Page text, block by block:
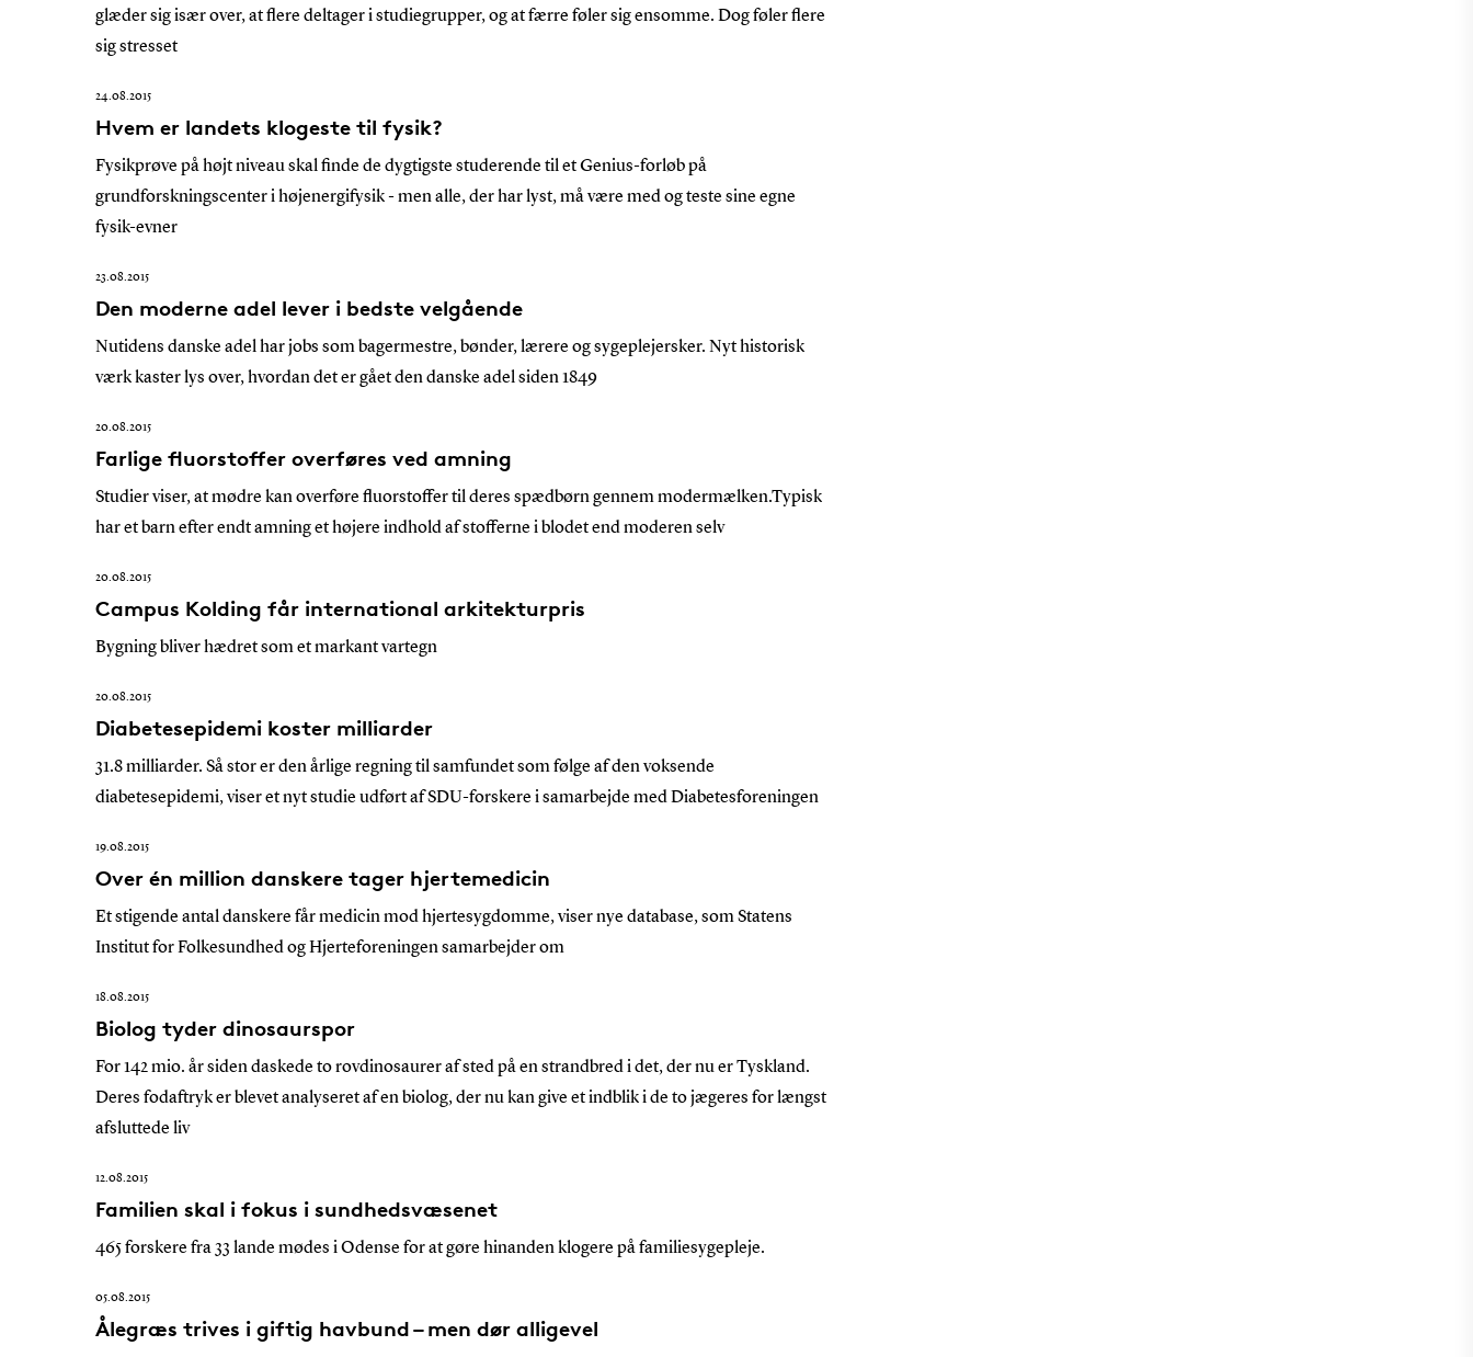
glæder sig især over, at flere deltager i studiegrupper, og at færre føler sig ensomme. Dog føler flere
sig stresset
24.08.2015
Hvem er landets klogeste til fysik?
Fysikprøve på højt niveau skal finde de dygtigste studerende til et Genius-forløb på
grundforskningscenter i højenergifysik - men alle, der har lyst, må være med og teste sine egne
fysik-evner
23.08.2015
Den moderne adel lever i bedste velgående
Nutidens danske adel har jobs som bagermestre, bønder, lærere og sygeplejersker. Nyt historisk
værk kaster lys over, hvordan det er gået den danske adel siden 1849
20.08.2015
Farlige fluorstoffer overføres ved amning
Studier viser, at mødre kan overføre fluorstoffer til deres spædbørn gennem modermælken.Typisk
har et barn efter endt amning et højere indhold af stofferne i blodet end moderen selv
20.08.2015
Campus Kolding får international arkitekturpris
Bygning bliver hædret som et markant vartegn
20.08.2015
Diabetesepidemi koster milliarder
31.8 milliarder. Så stor er den årlige regning til samfundet som følge af den voksende
diabetesepidemi, viser et nyt studie udført af SDU-forskere i samarbejde med Diabetesforeningen
19.08.2015
Over én million danskere tager hjertemedicin
Et stigende antal danskere får medicin mod hjertesygdomme, viser nye database, som Statens
Institut for Folkesundhed og Hjerteforeningen samarbejder om
18.08.2015
Biolog tyder dinosaurspor
For 142 mio. år siden daskede to rovdinosaurer af sted på en strandbred i det, der nu er Tyskland.
Deres fodaftryk er blevet analyseret af en biolog, der nu kan give et indblik i de to jægeres for længst
afsluttede liv
12.08.2015
Familien skal i fokus i sundhedsvæsenet
465 forskere fra 33 lande mødes i Odense for at gøre hinanden klogere på familiesygepleje.
05.08.2015
Ålegræs trives i giftig havbund – men dør alligevel